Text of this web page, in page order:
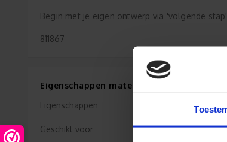
Begin met je eigen ontwerp via 'volgende
811867
Eigenschappen materiaal Normaal Wit
Eigenschappen
Geschikt voor